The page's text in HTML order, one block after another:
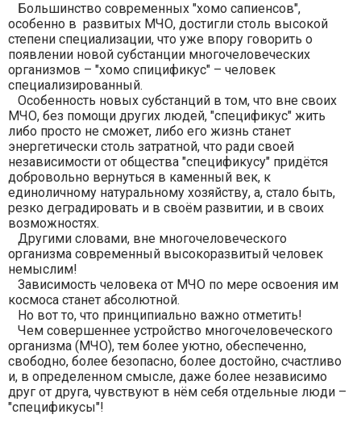
Большинство современных "хомо сапиенсов",
особенно в развитых МЧО, достигли столь высокой
степени специализации, что уже впору говорить о
появлении новой субстанции многочеловеческих
организмов – "хомо спицификус" – человек
специализированный.
Особенность новых субстанций в том, что вне своих
МЧО, без помощи других людей, "спецификус" жить
либо просто не сможет, либо его жизнь станет
энергетически столь затратной, что ради своей
независимости от общества "спецификусу" придётся
добровольно вернуться в каменный век, к
единоличному натуральному хозяйству, а, стало быть,
резко деградировать и в своём развитии, и в своих
возможностях.
Другими словами, вне многочеловеческого
организма современный высокоразвитый человек
немыслим!
Зависимость человека от МЧО по мере освоения им
космоса станет абсолютной.
Но вот то, что принципиально важно отметить!
Чем совершеннее устройство многочеловеческого
организма (МЧО), тем более уютно, обеспеченно,
свободно, более безопасно, более достойно, счастливо
и, в определенном смысле, даже более независимо
друг от друга, чувствуют в нём себя отдельные люди –
"спецификусы"!